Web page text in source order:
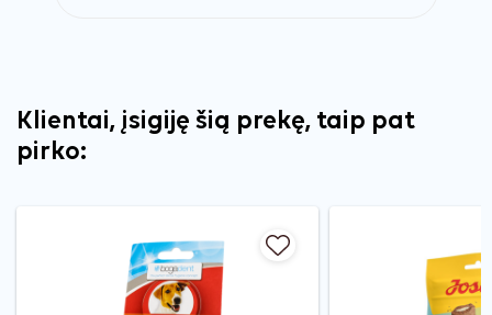
Klientai, įsigiję šią prekę, taip pat
pirko: